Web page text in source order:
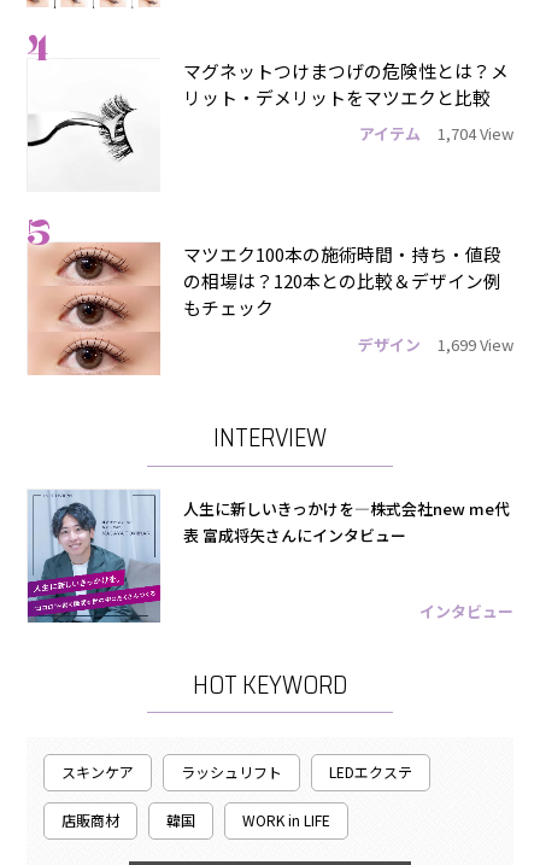
4
マグネットつけまつげの危険性とは？メ
リット・デメリットをマツエクと比較
アイテム 1,704 View
5
マツエク100本の施術時間・持ち・値段
の相場は？120本との比較＆デザイン例
もチェック
デザイン 1,699 View
INTERVIEW
人生に新しいきっかけを―株式会社new me代
表 富成将矢さんにインタビュー
インタビュー
HOT KEYWORD
スキンケア ラッシュリフト LEDエクステ
店販商材 韓国 WORK in LIFE